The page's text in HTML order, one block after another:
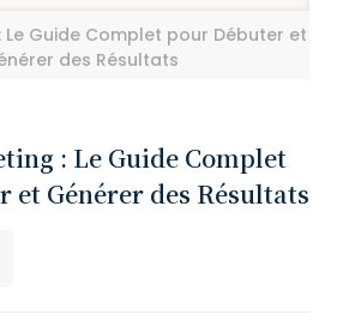
Le Guide Complet pour Débuter et
des Résultats
: Le Guide Complet
et Générer des Résultats